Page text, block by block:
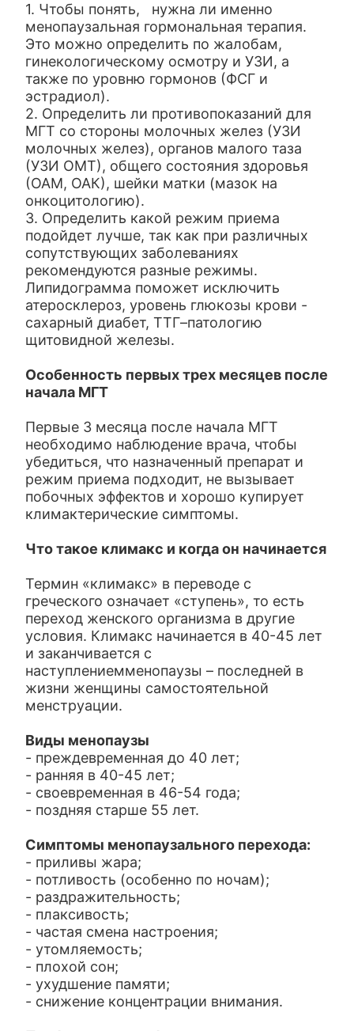
1. Чтобы понять, нужна ли именно
менопаузальная гормональная терапия.
Это можно определить по жалобам,
гинекологическому осмотру и УЗИ, а
также по уровню гормонов (ФСГ и
эстрадиол).
2. Определить ли противопоказаний для
МГТ со стороны молочных желез (УЗИ
молочных желез), органов малого таза
(УЗИ ОМТ), общего состояния здоровья
(ОАМ, ОАК), шейки матки (мазок на
онкоцитологию).
3. Определить какой режим приема
подойдет лучше, так как при различных
сопутствующих заболеваниях
рекомендуются разные режимы.
Липидограмма поможет исключить
атеросклероз, уровень глюкозы крови -
сахарный диабет, ТТГ–патологию
щитовидной железы.
Особенность первых трех месяцев после
начала МГТ
Первые 3 месяца после начала МГТ
необходимо наблюдение врача, чтобы
убедиться, что назначенный препарат и
режим приема подходит, не вызывает
побочных эффектов и хорошо купирует
климактерические симптомы.
Что такое климакс и когда он начинается
Термин «климакс» в переводе с
греческого означает «ступень», то есть
переход женского организма в другие
условия. Климакс начинается в 40-45 лет
и заканчивается с
наступлениемменопаузы – последней в
жизни женщины самостоятельной
менструации.
Виды менопаузы
- преждевременная до 40 лет;
- ранняя в 40-45 лет;
- своевременная в 46-54 года;
- поздняя старше 55 лет.
Симптомы менопаузального перехода:
- приливы жара;
- потливость (особенно по ночам);
- раздражительность;
- плаксивость;
- частая смена настроения;
- утомляемость;
- плохой сон;
- ухудшение памяти;
- снижение концентрации внимания.